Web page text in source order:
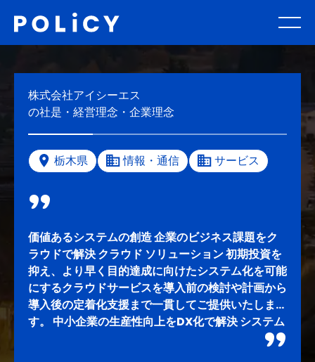
株式会社アイシーエス
の社是・経営理念・企業理念
栃木県 情報・通信 サービス
価値あるシステムの創造 企業のビジネス課題をク
ラウドで解決 クラウド ソリューション 初期投資を
抑え、より早く目的達成に向けたシステム化を可能
にするクラウドサービスを導入前の検討や計画から
導入後の定着化支援まで一貫してご提供いたしま
す。 中小企業の生産性向上をDX化で解決 システム
開発 オリジナルで独自性のあるシステム開発や現